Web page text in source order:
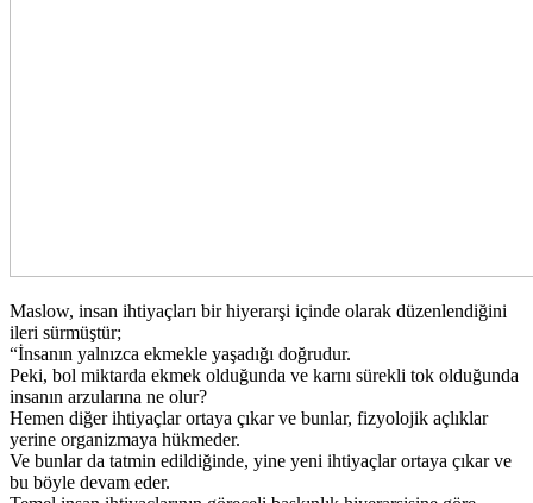
Maslow, insan ihtiyaçları bir hiyerarşi içinde olarak düzenlendiğini
ileri sürmüştür;
“İnsanın yalnızca ekmekle yaşadığı doğrudur.
Peki, bol miktarda ekmek olduğunda ve karnı sürekli tok olduğunda
insanın arzularına ne olur?
Hemen diğer ihtiyaçlar ortaya çıkar ve bunlar, fizyolojik açlıklar
yerine organizmaya hükmeder.
Ve bunlar da tatmin edildiğinde, yine yeni ihtiyaçlar ortaya çıkar ve
bu böyle devam eder.